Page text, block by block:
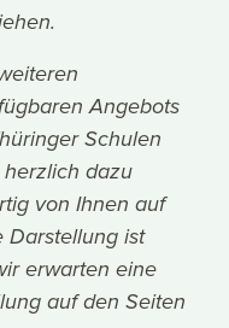
Angebots
Schulen
dazu
von Ihnen auf
Darstellung ist
erwarten eine
auf den Seiten